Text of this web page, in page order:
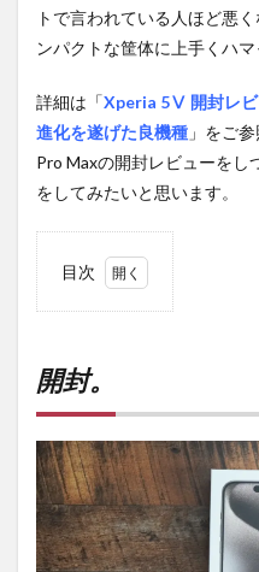
トで言われている人ほど悪
ンパクトな筐体に上手くハ
詳細は「Xperia 5Ⅴ 開封レビ
進化を遂げた良機種 」をご
Pro Maxの開封レビューを
をしてみたいと思います。
目次
1.1
開封
わせ
てや
りた
いこ
と。
開封。